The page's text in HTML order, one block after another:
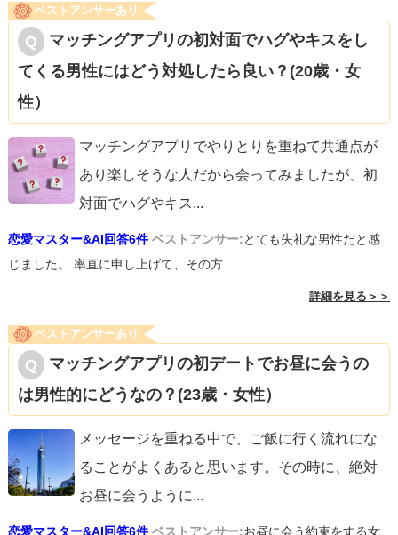
ベストアンサーあり
マッチングアプリの初対面でハグやキスをし
てくる男性にはどう対処したら良い？(20歳・女
性）
マッチングアプリでやりとりを重ねて共通点が
あり楽しそうな人だから会ってみましたが、初
対面でハグやキス...
恋愛マスター&AI回答6件 ベストアンサー:とても失礼な男性だと感
じました。 率直に申し上げて、その方...
詳細を見る＞＞
ベストアンサーあり
マッチングアプリの初デートでお昼に会うの
は男性的にどうなの？(23歳・女性）
メッセージを重ねる中で、ご飯に行く流れにな
ることがよくあると思います。その時に、絶対
お昼に会うように...
恋愛マスター&AI回答6件 ベストアンサー:お昼に会う約束をする女